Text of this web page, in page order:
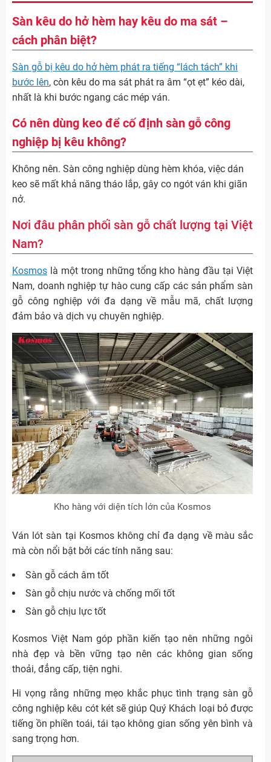
Sàn kêu do hở hèm hay kêu do ma sát –
cách phân biệt?
Sàn gỗ bị kêu do hở hèm phát ra tiếng “lách tách” khi
bước lên, còn kêu do ma sát phát ra âm “ọt ẹt” kéo dài,
nhất là khi bước ngang các mép ván.
Có nên dùng keo để cố định sàn gỗ công
nghiệp bị kêu không?
Không nên. Sàn công nghiệp dùng hèm khóa, việc dán
keo sẽ mất khả năng tháo lắp, gây co ngót ván khi giãn
nở.
Nơi đâu phân phối sàn gỗ chất lượng tại Việt
Nam?
Kosmos là một trong những tổng kho hàng đầu tại Việt
Nam, doanh nghiệp tự hào cung cấp các sản phẩm sàn
gỗ công nghiệp với đa dạng về mẫu mã, chất lượng
đảm bảo và dịch vụ chuyên nghiệp.
Kho hàng với diện tích lớn của Kosmos
Ván lót sàn tại Kosmos không chỉ đa dạng về màu sắc
mà còn nổi bật bởi các tính năng sau:
Sàn gỗ cách âm tốt
Sàn gỗ chịu nước và chống mối tốt
Sàn gỗ chịu lực tốt
Kosmos Việt Nam góp phần kiến tạo nên những ngôi
nhà đẹp và bền vững tạo nên các không gian sống
thoải, đẳng cấp, tiện nghi.
Hi vọng rằng những mẹo khắc phục tình trạng sàn gỗ
công nghiệp kêu cót két sẽ giúp Quý Khách loại bỏ được
tiếng ồn phiền toái, tái tạo không gian sống yên bình và
sang trọng hơn.